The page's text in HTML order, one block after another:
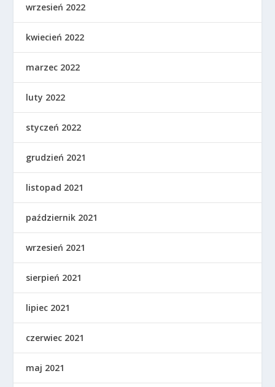
wrzesień 2022
kwiecień 2022
marzec 2022
luty 2022
styczeń 2022
grudzień 2021
listopad 2021
październik 2021
wrzesień 2021
sierpień 2021
lipiec 2021
czerwiec 2021
maj 2021